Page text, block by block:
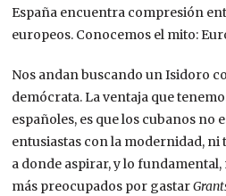
España encuentra compresión
europeos. Conocemos el mito:
Nos andan buscando un Isidoro
demócrata. La ventaja que
españoles, es que los cubanos no
entusiastas con la modernidad,
a donde aspirar, y lo
más preocupados por gastar